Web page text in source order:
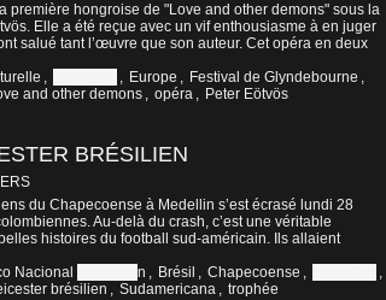
première hongroise de "Love and other demons" sous la
Elle a été reçue avec un vif enthousiasme à en juger
salué tant l’œuvre que son auteur. Cet opéra en deux
, , Europe , Festival de Glyndebourne ,
and other demons , opéra , Peter Eötvös
BRÉSILIEN
du Chapecoense à Medellin s’est écrasé lundi 28
Au-delà du crash, c’est une véritable
histoires du football sud-américain. Ils allaient
Nacional n , Brésil , Chapecoense ,
,
brésilien , Sudamericana , trophée